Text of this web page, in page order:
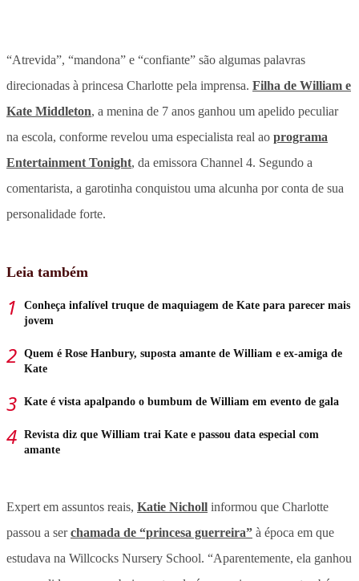
“Atrevida”, “mandona” e “confiante” são algumas palavras
direcionadas à princesa Charlotte pela imprensa. Filha de William e
Kate Middleton, a menina de 7 anos ganhou um apelido peculiar
na escola, conforme revelou uma especialista real ao programa
Entertainment Tonight, da emissora Channel 4. Segundo a
comentarista, a garotinha conquistou uma alcunha por conta de sua
personalidade forte.
Leia também
Conheça infalível truque de maquiagem de Kate para parecer mais
jovem
Quem é Rose Hanbury, suposta amante de William e ex-amiga de
Kate
Kate é vista apalpando o bumbum de William em evento de gala
Revista diz que William trai Kate e passou data especial com
amante
Expert em assuntos reais, Katie Nicholl informou que Charlotte
passou a serchamada de “princesa guerreira” à época em que
estudava na Willcocks Nursery School. “Aparentemente, ela ganhou